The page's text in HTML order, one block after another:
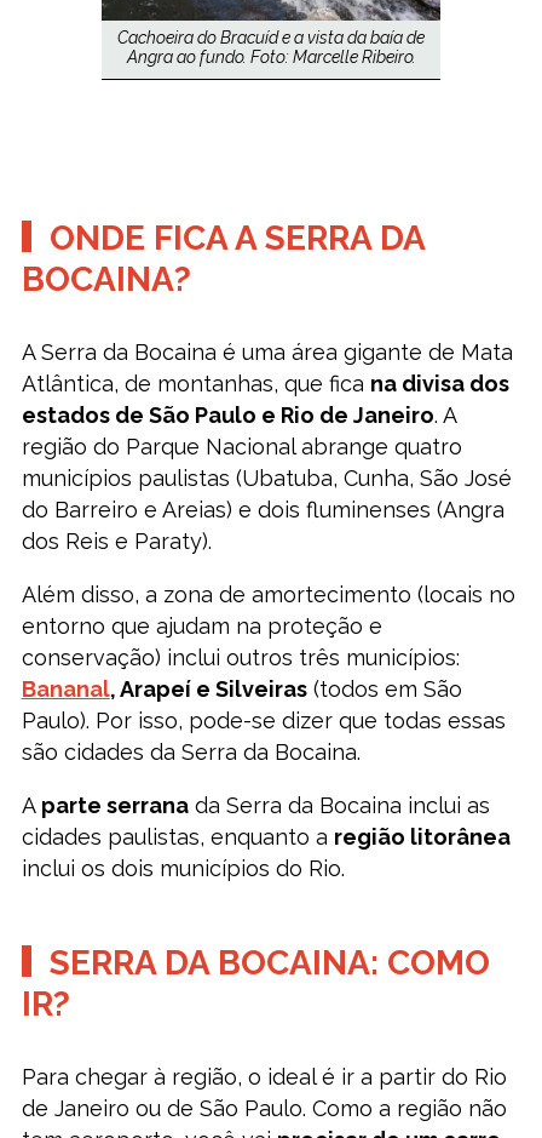
Cachoeira do Bracuíd e a vista da baía de
Angra ao fundo. Foto: Marcelle Ribeiro.
ONDE FICA A SERRA DA
BOCAINA?
A Serra da Bocaina é uma área gigante de Mata
Atlântica, de montanhas, que fica na divisa dos
estados de São Paulo e Rio de Janeiro. A
região do Parque Nacional abrange quatro
municípios paulistas (Ubatuba, Cunha, São José
do Barreiro e Areias) e dois fluminenses (Angra
dos Reis e Paraty).
Além disso, a zona de amortecimento (locais no
entorno que ajudam na proteção e
conservação) inclui outros três municípios:
Bananal, Arapeí e Silveiras(todos em São
Paulo). Por isso, pode-se dizer que todas essas
são cidades da Serra da Bocaina.
A parte serranada Serra da Bocaina inclui as
cidades paulistas, enquanto a região litorânea
inclui os dois municípios do Rio.
SERRA DA BOCAINA: COMO
IR?
Para chegar à região, o ideal é ir a partir do Rio
de Janeiro ou de São Paulo. Como a região não